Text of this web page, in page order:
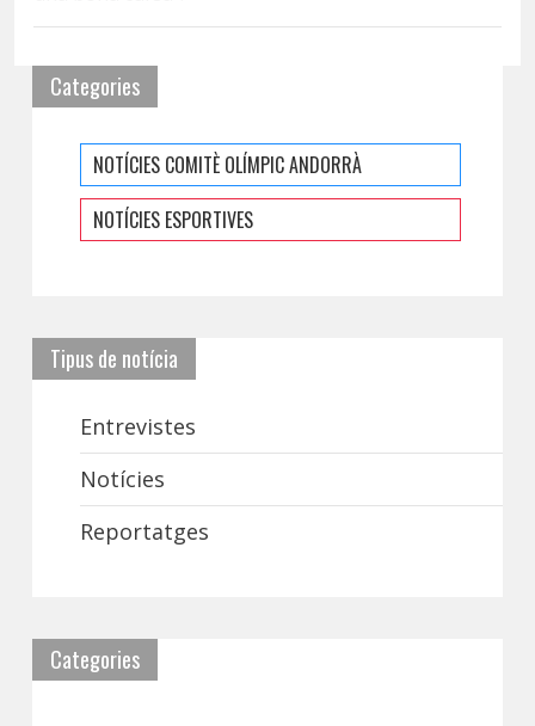
Categories
NOTÍCIES COMITÈ OLÍMPIC ANDORRÀ
NOTÍCIES ESPORTIVES
Tipus de notícia
Entrevistes
Notícies
Reportatges
Categories